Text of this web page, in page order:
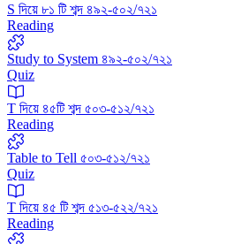
S দিয়ে ৮১ টি শব্দ ৪৯২-৫০২/৭২১
Reading
Study to System ৪৯২-৫০২/৭২১
Quiz
T দিয়ে ৪৫টি শব্দ ৫০৩-৫১২/৭২১
Reading
Table to Tell ৫০৩-৫১২/৭২১
Quiz
T দিয়ে ৪৫ টি শব্দ ৫১৩-৫২২/৭২১
Reading